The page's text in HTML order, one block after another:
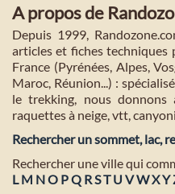
A propos de
Depuis 1999,
articles et fiches techniques
France (Pyrénées, Alpes,
Maroc, Réunion...) :
le trekking, nous donnons
raquettes à neige, vtt,
Rechercher un sommet, lac,
Rechercher une ville qui
L M NO PQ RST U VWXY